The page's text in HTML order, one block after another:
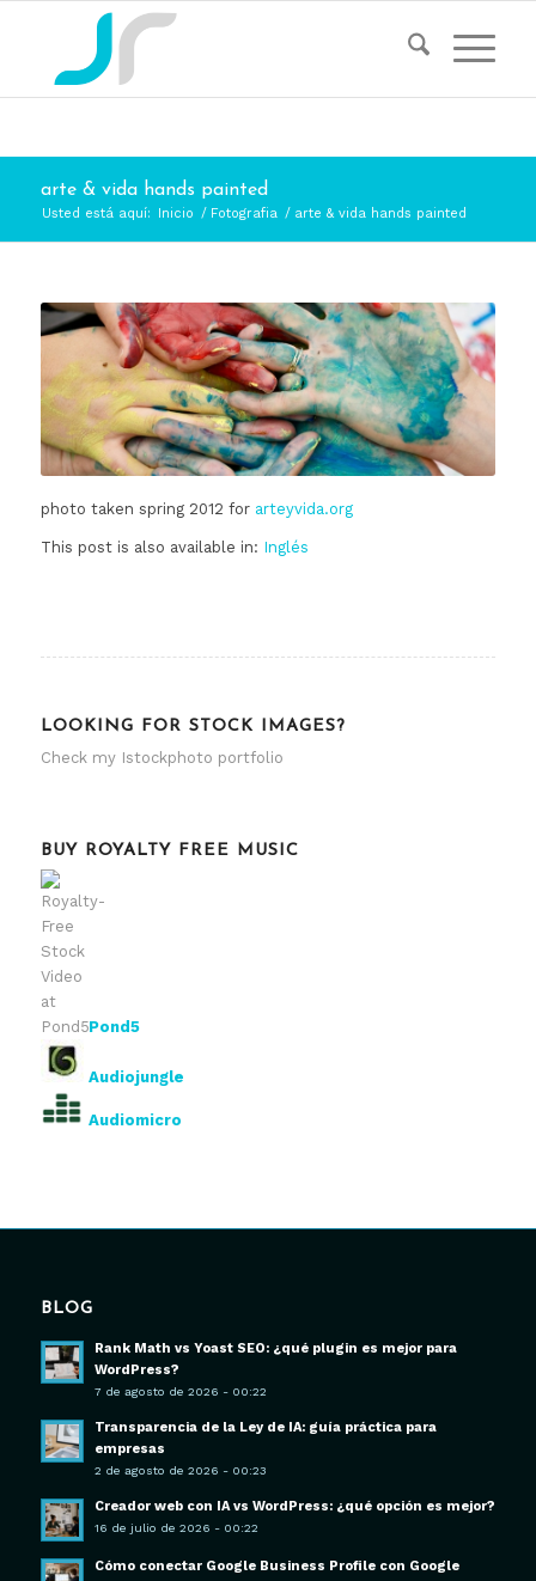
arte & vida hands painted
Usted está aquí: Inicio / Fotografia / arte & vida hands painted
photo taken spring 2012 for arteyvida.org
This post is also available in: Inglés
LOOKING FOR STOCK IMAGES?
Check my Istockphoto portfolio
BUY ROYALTY FREE MUSIC
Pond5
Audiojungle
Audiomicro
BLOG
Rank Math vs Yoast SEO: ¿qué plugin es mejor para
WordPress?
7 de agosto de 2026 - 00:22
Transparencia de la Ley de IA: guía práctica para
empresas
2 de agosto de 2026 - 00:23
Creador web con IA vs WordPress: ¿qué opción es mejor?
16 de julio de 2026 - 00:22
Cómo conectar Google Business Profile con Google